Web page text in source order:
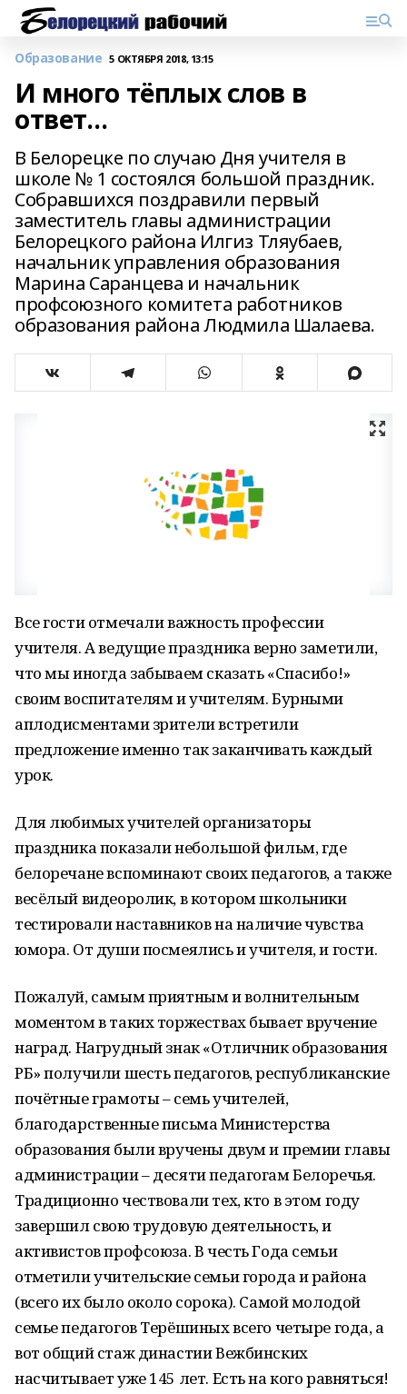
Образование 5 ОКТЯБРЯ 2018, 13:15
И много тёплых слов в
ответ…
В Белорецке по случаю Дня учителя в
школе № 1 состоялся большой праздник.
Собравшихся поздравили первый
заместитель главы администрации
Белорецкого района Илгиз Тляубаев,
начальник управления образования
Марина Саранцева и начальник
профсоюзного комитета работников
образования района Людмила Шалаева.
Все гости отмечали важность профессии
учителя. А ведущие праздника верно заметили,
что мы иногда забываем сказать «Спасибо!»
своим воспитателям и учителям. Бурными
аплодисментами зрители встретили
предложение именно так заканчивать каждый
урок.
Для любимых учителей организаторы
праздника показали небольшой фильм, где
белоречане вспоминают своих педагогов, а также
весёлый видеоролик, в котором школьники
тестировали наставников на наличие чувства
юмора. От души посмеялись и учителя, и гости.
Пожалуй, самым приятным и волнительным
моментом в таких торжествах бывает вручение
наград. Нагрудный знак «Отличник образования
РБ» получили шесть педагогов, республиканские
почётные грамоты – семь учителей,
благодарственные письма Министерства
образования были вручены двум и премии главы
администрации – десяти педагогам Белоречья.
Традиционно чествовали тех, кто в этом году
завершил свою трудовую деятельность, и
активистов профсоюза. В честь Года семьи
отметили учительские семьи города и района
(всего их было около сорока). Самой молодой
семье педагогов Терёшиных всего четыре года, а
вот общий стаж династии Вежбинских
насчитывает уже 145 лет. Есть на кого равняться!